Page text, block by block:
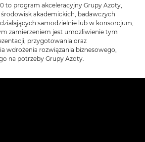
to program akceleracyjny Grupy Azoty,
akademickich, badawczych
samodzielnie lub w konsorcjum,
zamierzeniem jest umożliwienie tym
przygotowania oraz
wdrożenia rozwiązania biznesowego,
na potrzeby Grupy Azoty.